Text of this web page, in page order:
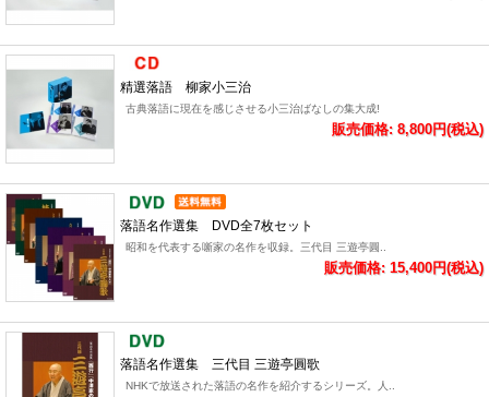
精選落語 柳家小三治
古典落語に現在を感じさせる小三治ばなしの集大成!
販売価格: 8,800円(税込)
落語名作選集 DVD全7枚セット
昭和を代表する噺家の名作を収録。三代目 三遊亭圓..
販売価格: 15,400円(税込)
落語名作選集 三代目 三遊亭圓歌
NHKで放送された落語の名作を紹介するシリーズ。人..